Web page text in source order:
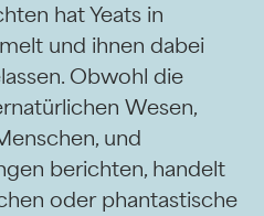
hat Yeats in
und ihnen dabei
Obwohl die
Wesen,
und
berichten, handelt
oder phantastische